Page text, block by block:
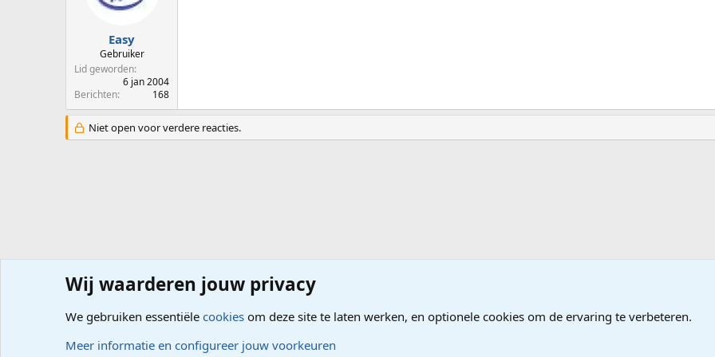
Easy
Gebruiker
Lid geworden
6 jan 2004
Berichten
168
Niet open voor verdere reacties.
Forums Randapparatuur, Netwerk
Wij waarderen jouw privacy
We gebruiken essentiële cookies om deze site te laten werken, en optionele cookies om de ervaring te verbeteren.
Meer informatie en configureer jouw voorkeuren